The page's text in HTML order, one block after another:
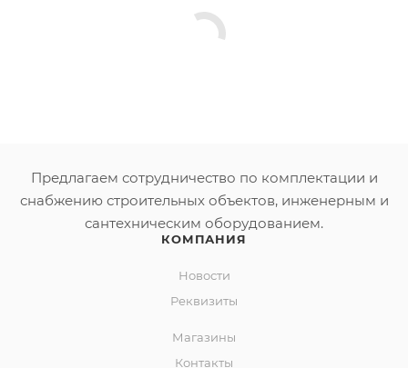
Предлагаем сотрудничество по комплектации и
снабжению строительных объектов, инженерным и
сантехническим оборудованием.
КОМПАНИЯ
Новости
Реквизиты
Магазины
Контакты